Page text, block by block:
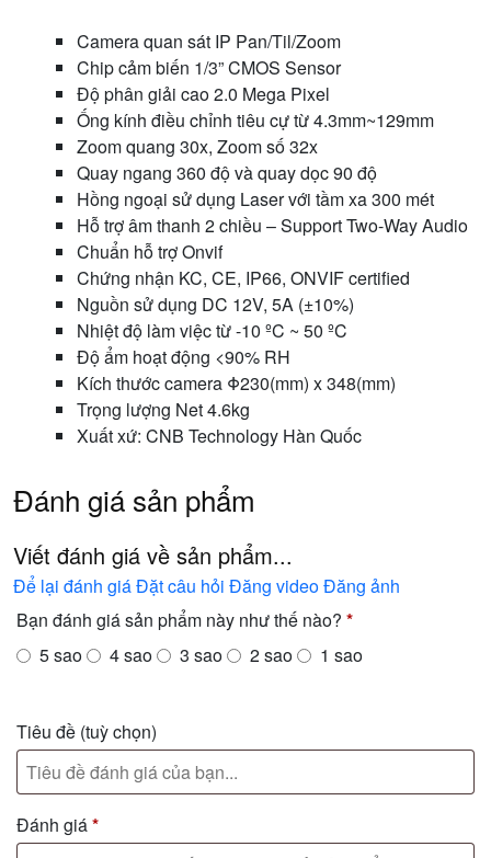
Camera quan sát IP Pan/Til/Zoom
Chip cảm biến 1/3” CMOS Sensor
Độ phân giải cao 2.0 Mega Pixel
Ống kính điều chỉnh tiêu cự từ 4.3mm~129mm
Zoom quang 30x, Zoom số 32x
Quay ngang 360 độ và quay dọc 90 độ
Hồng ngoại sử dụng Laser với tầm xa 300 mét
Hỗ trợ âm thanh 2 chiều – Support Two-Way Audio
Chuẩn hỗ trợ Onvif
Chứng nhận KC, CE, IP66, ONVIF certified
Nguồn sử dụng DC 12V, 5A (±10%)
Nhiệt độ làm việc từ -10 ºC ~ 50 ºC
Độ ẩm hoạt động <90% RH
Kích thước camera Φ230(mm) x 348(mm)
Trọng lượng Net 4.6kg
Xuất xứ: CNB Technology Hàn Quốc
Đánh giá sản phẩm
Viết đánh giá về sản phẩm...
Để lại đánh giáĐặt câu hỏi Đăng videoĐăng ảnh
Bạn đánh giá sản phẩm này như thế nào? *
5 sao
4 sao 3 sao 2 sao 1 sao
Tiêu đề (tuỳ chọn)
Đánh giá*